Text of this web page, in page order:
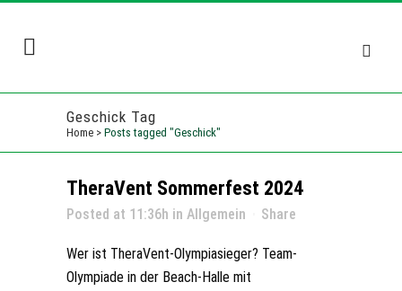
Geschick Tag
Home > Posts tagged "Geschick"
TheraVent Sommerfest 2024
Posted at 11:36h in Allgemein Share
Wer ist TheraVent-Olympiasieger? Team-
Olympiade in der Beach-Halle mit